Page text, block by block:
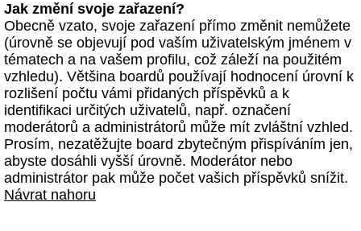
Jak změní svoje zařazení?
Obecně vzato, svoje zařazení přímo změnit nemůžete
(úrovně se objevují pod vaším uživatelským jménem v
tématech a na vašem profilu, což záleží na použitém
vzhledu). Většina boardů používají hodnocení úrovní k
rozlišení počtu vámi přidaných příspěvků a k
identifikaci určitých uživatelů, např. označení
moderátorů a administrátorů může mít zvláštní vzhled.
Prosím, nezatěžujte board zbytečným přispíváním jen,
abyste dosáhli vyšší úrovně. Moderátor nebo
administrátor pak může počet vašich příspěvků snížit.
Návrat nahoru